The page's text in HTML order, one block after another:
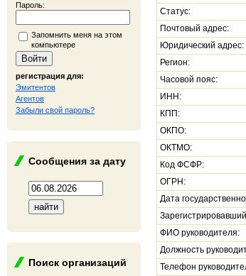
Пароль:
Запомнить меня на этом
компьютере
регистрация для:
Эмитентов
Агентов
Забыли свой пароль?
Сообщения за дату
Поиск организаций
Статус:
Почтовый адрес:
Юридический адрес:
Регион:
Часовой пояс:
ИНН:
КПП:
ОКПО:
ОКТМО:
Код ФСФР:
ОГРН:
Дата
ФИО руководителя:
Должность
Телефон